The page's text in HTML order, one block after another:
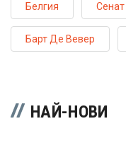
Белгия Сенат
Барт Де Вевер
НАЙ-НОВИ